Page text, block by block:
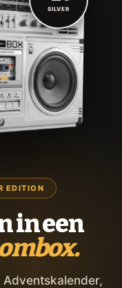
EDITION
in een
Adventskalender,
SILVER